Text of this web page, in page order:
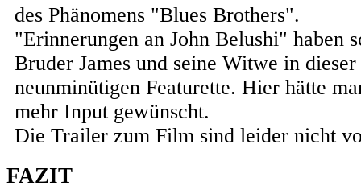
des Phänomens "Blues Brothers".
"Erinnerungen an John Belushi" haben
Bruder James und seine Witwe in
neunminütigen Featurette. Hier hätte
mehr Input gewünscht.
Die Trailer zum Film sind leider nicht
FAZIT